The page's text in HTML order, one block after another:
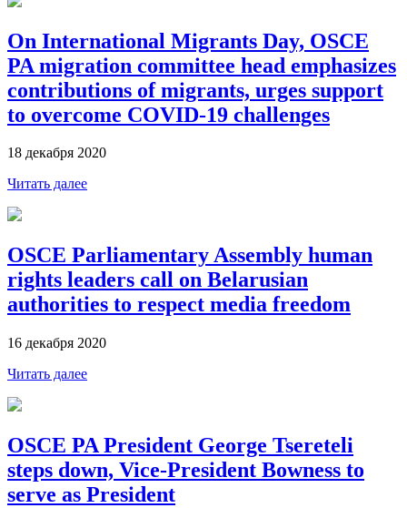
On International Migrants Day, OSCE
PA migration committee head emphasizes
contributions of migrants, urges support
to overcome COVID-19 challenges
18 декабря 2020
Читать далее
OSCE Parliamentary Assembly human
rights leaders call on Belarusian
authorities to respect media freedom
16 декабря 2020
Читать далее
OSCE PA President George Tsereteli
steps down, Vice-President Bowness to
serve as President